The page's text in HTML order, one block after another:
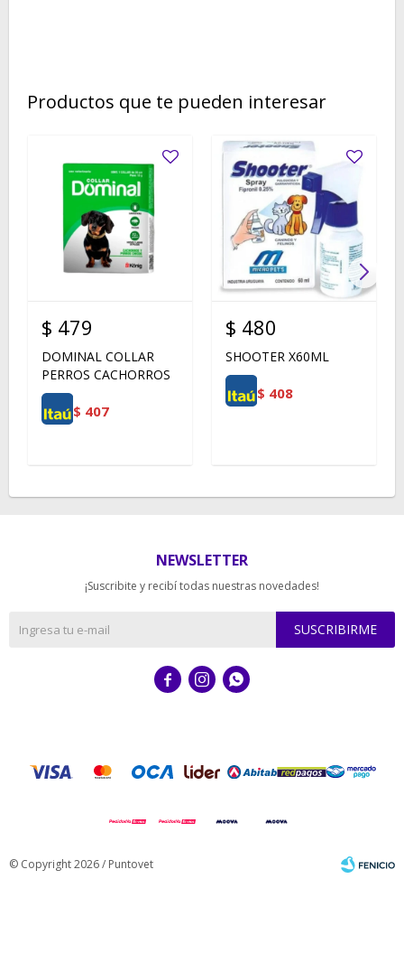
Productos que te pueden interesar
$ 479
DOMINAL COLLAR
PERROS CACHORROS
$ 407
$ 480
SHOOTER X60ML
$ 408
NEWSLETTER
¡Suscribite y recibí todas nuestras novedades!
SUSCRIBIRME
  
© Copyright 2026 / Puntovet